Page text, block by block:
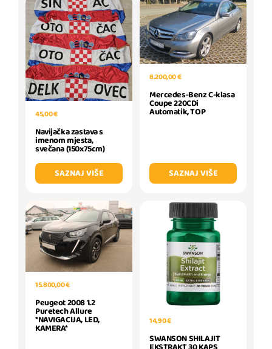
45,00 €
Navijačka zastava s
imenom mjesta,
svečana (150x75cm)
SAZNAJ VIŠE
8.200,00 €
Mercedes-Benz C-klasa
Coupe 220CDi
Automatik, TOP
SAZNAJ VIŠE
15.800,00 €
Peugeot 2008 1.2
Puretech Allure
*NAVIGACIJA, LED,
KAMERA*
14,90 €
SWANSON SHILAJIT